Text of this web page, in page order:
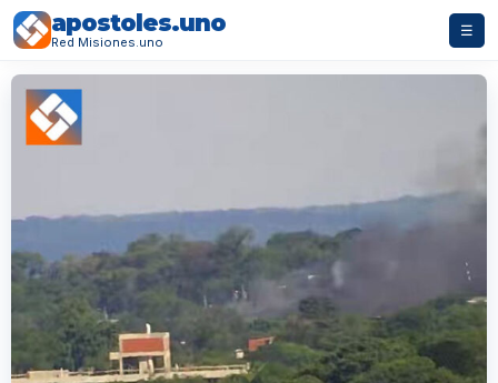
apostoles.uno
Red Misiones.uno
☰